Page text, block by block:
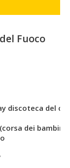
Fuoco
discoteca del
dei bambini)